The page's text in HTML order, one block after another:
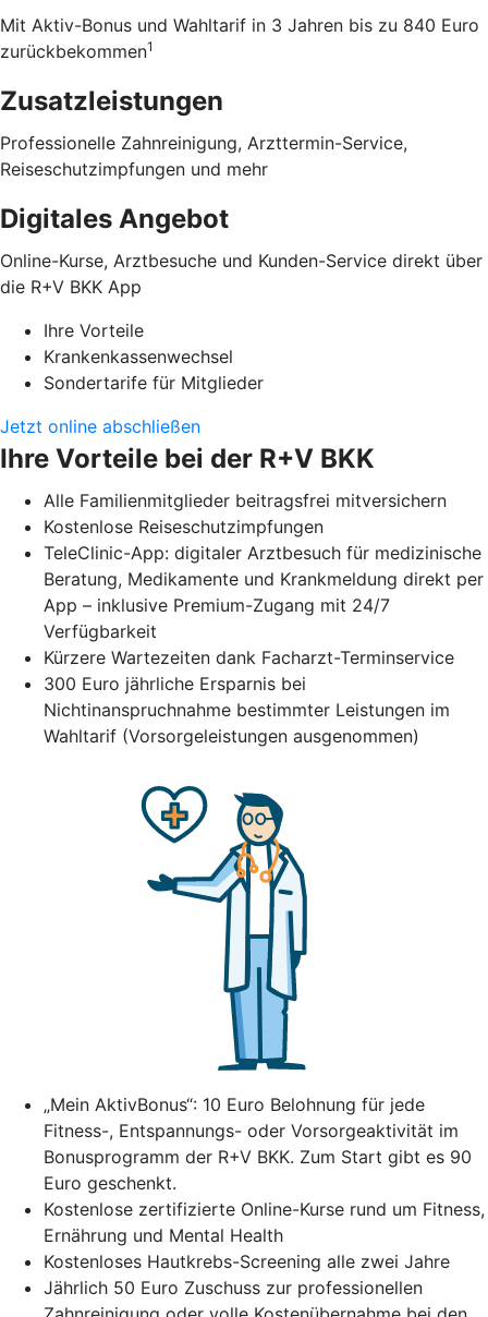
Mit Aktiv-Bonus und Wahltarif in 3 Jahren bis zu 840 Euro
zurückbekommen1
Zusatzleistungen
Professionelle Zahnreinigung, Arzttermin-Service,
Reiseschutzimpfungen und mehr
Digitales Angebot
Online-Kurse, Arztbesuche und Kunden-Service direkt über
die R+V BKK App
Ihre Vorteile
Krankenkassenwechsel
Sondertarife für Mitglieder
Jetzt online abschließen
Ihre Vorteile bei der R+V BKK
Alle Familienmitglieder beitragsfrei mitversichern
Kostenlose Reiseschutzimpfungen
TeleClinic-App: digitaler Arztbesuch für medizinische
Beratung, Medikamente und Krankmeldung direkt per
App – inklusive Premium-Zugang mit 24/7
Verfügbarkeit
Kürzere Wartezeiten dank Facharzt-Terminservice
300 Euro jährliche Ersparnis bei
Nichtinanspruchnahme bestimmter Leistungen im
Wahltarif (Vorsorgeleistungen ausgenommen)
„Mein AktivBonus“: 10 Euro Belohnung für jede
Fitness-, Entspannungs- oder Vorsorgeaktivität im
Bonusprogramm der R+V BKK. Zum Start gibt es 90
Euro geschenkt.
Kostenlose zertifizierte Online-Kurse rund um Fitness,
Ernährung und Mental Health
Kostenloses Hautkrebs-Screening alle zwei Jahre
Jährlich 50 Euro Zuschuss zur professionellen